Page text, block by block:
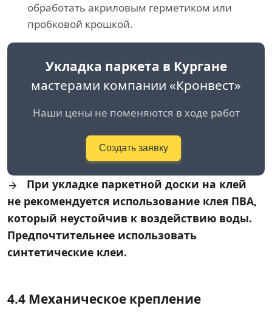
обработать акриловым герметиком или
пробковой крошкой.
Укладка паркета в Кургане
мастерами компании «Кронвест»
Наши цены не поменяются в ходе работ
Создать заявку
При укладке паркетной доски на клей
не рекомендуется использование клея ПВА,
который неустойчив к воздействию воды.
Предпочтительнее использовать
синтетические клеи.
4.4 Механическое крепление